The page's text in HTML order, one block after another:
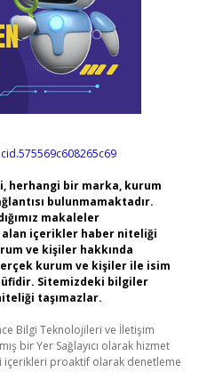
herhangi bir marka, kurum
bulunmamaktadır.
makaleler
alan içerikler haber niteliği
ve kişiler hakkında
kurum ve kişiler ile isim
Sitemizdeki bilgiler
taşımazlar.
Bilgi Teknolojileri ve İletişim
bir Yer Sağlayıcı olarak hizmet
içerikleri proaktif olarak denetleme